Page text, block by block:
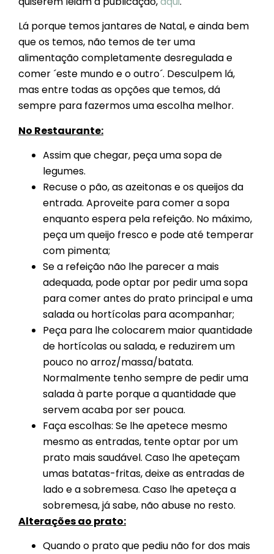
Lá porque temos jantares de Natal, e ainda bem
que os temos, não temos de ter uma
alimentação completamente desregulada e
comer ´este mundo e o outro´. Desculpem lá,
mas entre todas as opções que temos, dá
sempre para fazermos uma escolha melhor.
No Restaurante:
Assim que chegar, peça uma sopa de
legumes.
Recuse o pão, as azeitonas e os queijos da
entrada. Aproveite para comer a sopa
enquanto espera pela refeição. No máximo,
peça um queijo fresco e pode até temperar
com pimenta;
Se a refeição não lhe parecer a mais
adequada, pode optar por pedir uma sopa
para comer antes do prato principal e uma
salada ou hortícolas para acompanhar;
Peça para lhe colocarem maior quantidade
de hortícolas ou salada, e reduzirem um
pouco no arroz/massa/batata.
Normalmente tenho sempre de pedir uma
salada à parte porque a quantidade que
servem acaba por ser pouca.
Faça escolhas: Se lhe apetece mesmo
mesmo as entradas, tente optar por um
prato mais saudável. Caso lhe apeteçam
umas batatas-fritas, deixe as entradas de
lado e a sobremesa. Caso lhe apeteça a
sobremesa, já sabe, não abuse no resto.
Alterações ao prato:
Quando o prato que pediu não for dos mais